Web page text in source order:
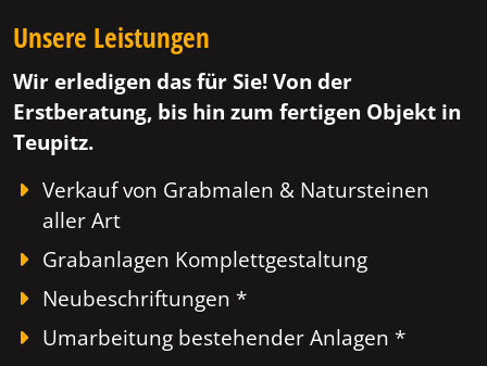
Unsere Leistungen
Wir erledigen das für Sie! Von der
Erstberatung, bis hin zum fertigen Objekt in
Teupitz.
Verkauf von Grabmalen & Natursteinen
aller Art
Grabanlagen Komplettgestaltung
Neubeschriftungen *
Umarbeitung bestehender Anlagen *